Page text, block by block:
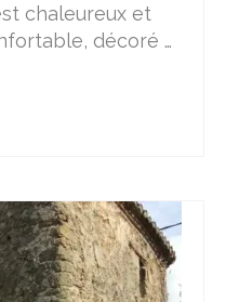
chaleureux et
décoré …